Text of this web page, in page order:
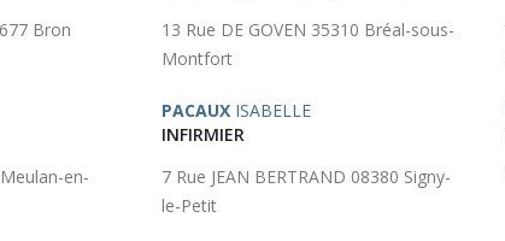
Bron
13 Rue DE GOVEN 35310 Bréal-sous-
Montfort
en-
PACAUX ISABELLE
INFIRMIER
7 Rue JEAN BERTRAND 08380 Signy-
le-Petit